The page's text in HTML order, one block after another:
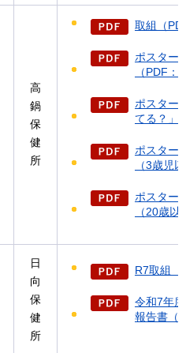
高
鍋
保
健
所
取組（
ポスター
（PDF：
ポスター
てる？」
ポスター
（3歳児
ポスター
（20歳
日
向
保
健
所
R7取組（
令和7年
報告書（